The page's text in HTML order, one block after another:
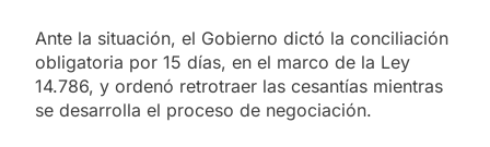
Ante la situación, el Gobierno dictó la conciliación
obligatoria por 15 días, en el marco de la Ley
14.786, y ordenó retrotraer las cesantías mientras
se desarrolla el proceso de negociación.